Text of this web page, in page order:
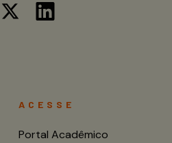
ACESSE
Portal Acadêmico